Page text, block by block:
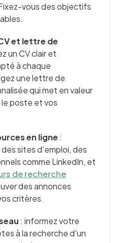
vous des objectifs
et lettre de
un CV clair et
à chaque
une lettre de
qui met en valeur
poste et vos
en ligne :
sites d'emploi, des
comme LinkedIn, et
de recherche
des annonces
critères.
: informez votre
à la recherche d'un